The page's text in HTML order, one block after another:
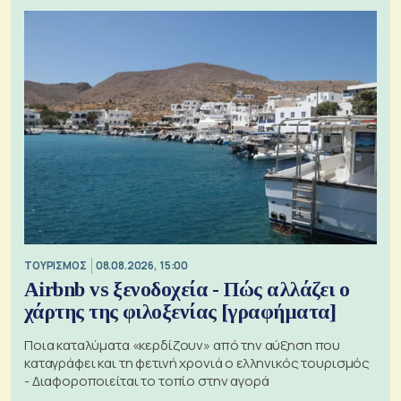
ΤΟΥΡΙΣΜΟΣ 08.08.2026, 15:00
Airbnb vs ξενοδοχεία - Πώς αλλάζει ο
χάρτης της φιλοξενίας [γραφήματα]
Ποια καταλύματα «κερδίζουν» από την αύξηση που
καταγράφει και τη φετινή χρονιά ο ελληνικός τουρισμός
- Διαφοροποιείται το τοπίο στην αγορά